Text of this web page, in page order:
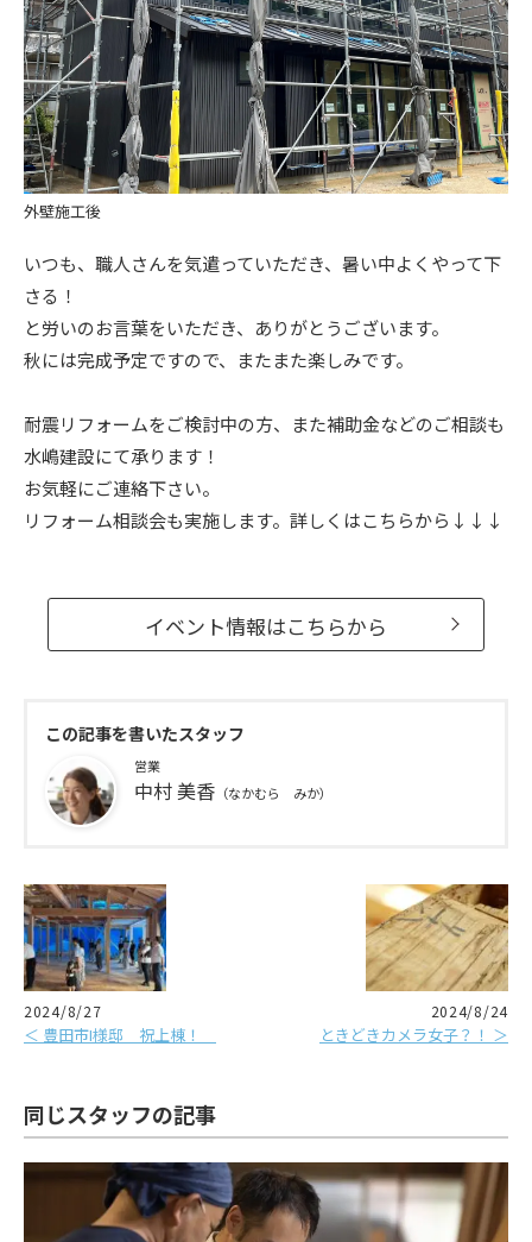
外壁施工後
いつも、職人さんを気遣っていただき、暑い中よくやって下
さる！
と労いのお言葉をいただき、ありがとうございます。
秋には完成予定ですので、またまた楽しみです。
耐震リフォームをご検討中の方、また補助金などのご相談も
水嶋建設にて承ります！
お気軽にご連絡下さい。
リフォーム相談会も実施します。詳しくはこちらから↓↓↓
イベント情報はこちらから
この記事を書いたスタッフ
営業
中村 美香 （なかむら みか）
2024/8/27
＜ 豊田市I様邸 祝上棟！
2024/8/24
ときどきカメラ女子？！ ＞
同じスタッフの記事